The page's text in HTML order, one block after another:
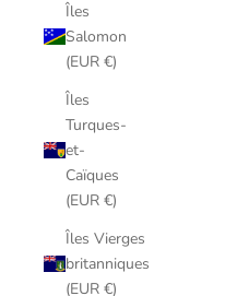
Îles
Salomon
(EUR €)
Îles
Turques-
et-
Caïques
(EUR €)
Îles Vierges
britanniques
(EUR €)